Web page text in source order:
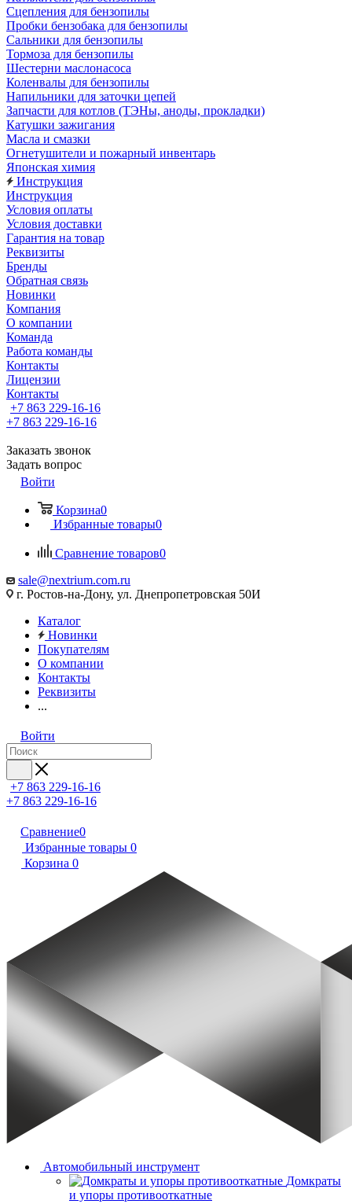
Сцепления для бензопилы
Пробки бензобака для бензопилы
Сальники для бензопилы
Тормоза для бензопилы
Шестерни маслонасоса
Коленвалы для бензопилы
Напильники для заточки цепей
Запчасти для котлов (ТЭНы, аноды, прокладки)
Катушки зажигания
Масла и смазки
Огнетушители и пожарный инвентарь
Японская химия
Инструкция
Инструкция
Условия оплаты
Условия доставки
Гарантия на товар
Реквизиты
Бренды
Обратная связь
Новинки
Компания
О компании
Команда
Работа команды
Контакты
Лицензии
Контакты
+7 863 229-16-16
+7 863 229-16-16
Заказать звонок
Задать вопрос
Войти
Корзина0
Избранные товары0
Сравнение товаров0
sale@nextrium.com.ru
г. Ростов-на-Дону, ул. Днепропетровская 50И
Каталог
Новинки
Покупателям
О компании
Контакты
Реквизиты
...
Войти
+7 863 229-16-16
+7 863 229-16-16
Сравнение0
Избранные товары 0
Корзина 0
Автомобильный инструмент
Домкраты
и упоры противооткатные